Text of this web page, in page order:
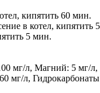
кипятить 60 мин.
в котел, кипятить
5 мин.
мг/л, Магний: 5 мг/
мг/л,